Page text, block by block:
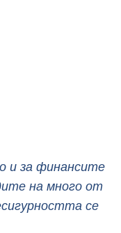
и за финансите
на много от
се